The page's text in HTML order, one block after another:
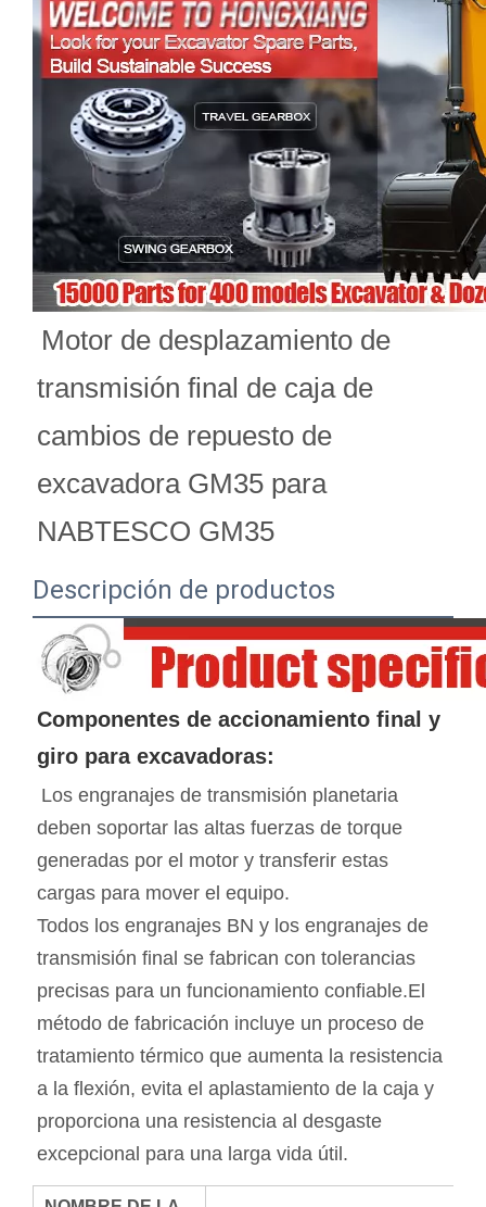
Motor de desplazamiento de
transmisión final de caja de
cambios de repuesto de
excavadora GM35 para
NABTESCO GM35
Descripción de productos
Componentes de accionamiento final y
giro para excavadoras:
Los engranajes de transmisión planetaria
deben soportar las altas fuerzas de torque
generadas por el motor y transferir estas
cargas para mover el equipo.
Todos los engranajes BN y los engranajes de
transmisión final se fabrican con tolerancias
precisas para un funcionamiento confiable.El
método de fabricación incluye un proceso de
tratamiento térmico que aumenta la resistencia
a la flexión, evita el aplastamiento de la caja y
proporciona una resistencia al desgaste
excepcional para una larga vida útil.